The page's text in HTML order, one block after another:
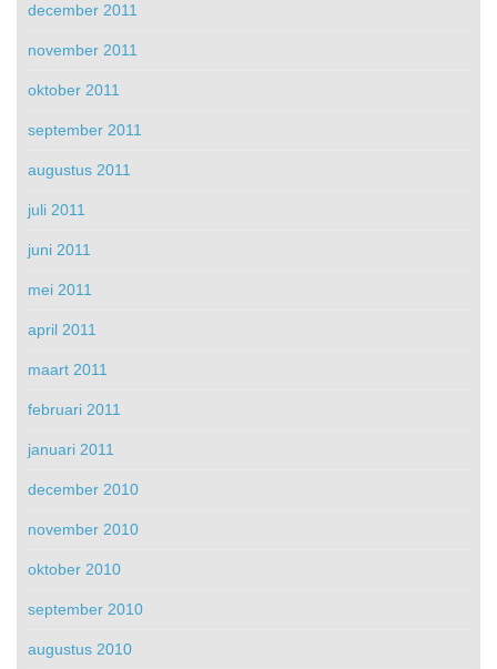
december 2011
november 2011
oktober 2011
september 2011
augustus 2011
juli 2011
juni 2011
mei 2011
april 2011
maart 2011
februari 2011
januari 2011
december 2010
november 2010
oktober 2010
september 2010
augustus 2010